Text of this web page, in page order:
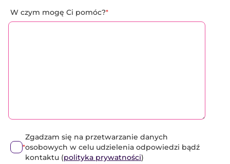
W czym mogę Ci pomóc?*
*
Zgadzam się na przetwarzanie danych
osobowych w celu udzielenia odpowiedzi bądź
kontaktu (polityka prywatności)